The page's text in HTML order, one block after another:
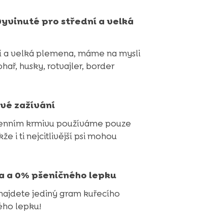
pro střední a velká
a velká plemena, máme na mysli
husky, rotvajler, border
zažívání
krmivu používáme pouze
i ti nejcitlivější psi mohou
a 0% pšeničného lepku
jediný gram kuřecího
lepku!